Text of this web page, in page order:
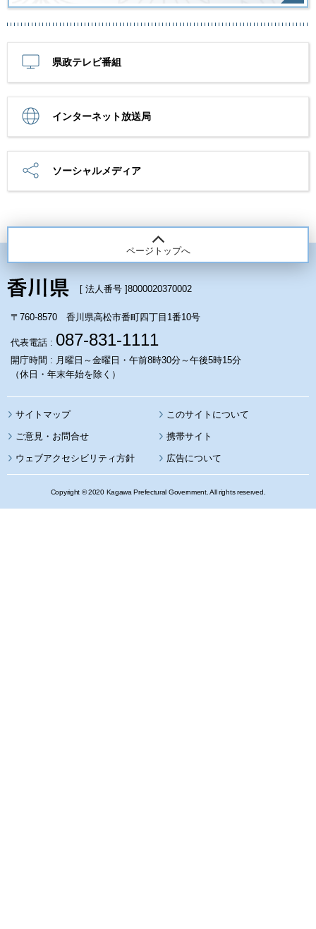
県政テレビ番組
インターネット放送局
ソーシャルメディア
ページトップへ
[ 法人番号 ]8000020370002
〒760-8570 香川県高松市番町四丁目1番10号
代表電話 : 087-831-1111
開庁時間 : 月曜日～金曜日・午前8時30分～午後5時15分
（休日・年末年始を除く）
サイトマップ このサイトについて
携帯サイト
ウェブアクセシビリティ方針 広告について
Copyright © 2020 Kagawa Prefectural Government. All rights reserved.